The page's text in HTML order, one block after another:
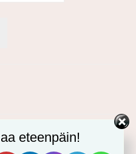
eteenpäin!